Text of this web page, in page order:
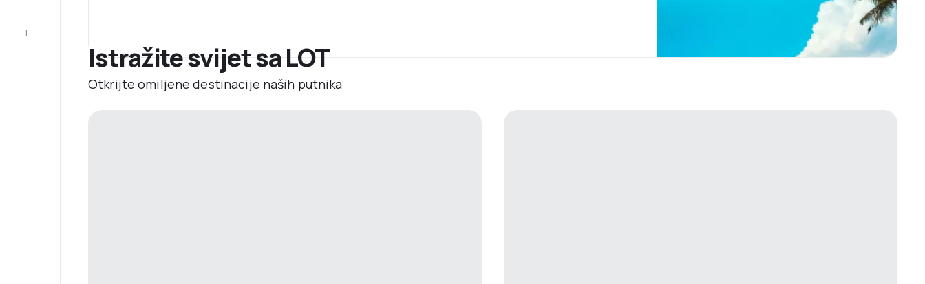
Istražite svijet sa LOT
Otkrijte omiljene destinacije naših putnika